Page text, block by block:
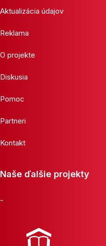
Aktualizácia údajov
Reklama
O projekte
Diskusia
Pomoc
Partneri
Kontakt
Naše ďalšie projekty
-